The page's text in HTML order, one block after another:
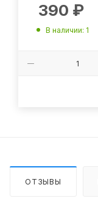
390 ₽
В наличии: 1
ОТЗЫВЫ